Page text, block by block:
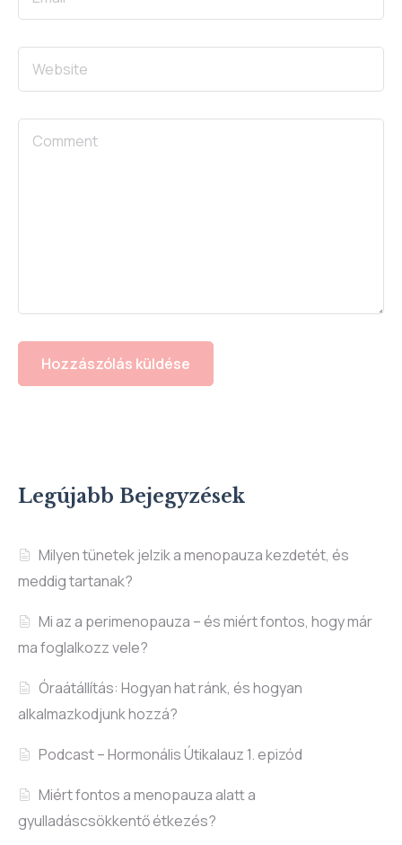
Legújabb Bejegyzések
Milyen tünetek jelzik a menopauza kezdetét, és
meddig tartanak?
Mi az a perimenopauza – és miért fontos, hogy már
ma foglalkozz vele?
Óraátállítás: Hogyan hat ránk, és hogyan
alkalmazkodjunk hozzá?
Podcast – Hormonális Útikalauz 1. epizód
Miért fontos a menopauza alatt a
gyulladáscsökkentő étkezés?